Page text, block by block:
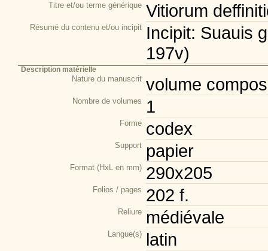
Titre et/ou terme générique Vitiorum
Résumé du contenu et/ou incipit Incipit: Suauis
197v)
Description matérielle
Nature du manuscrit volume
Nombre de volumes 1
Forme codex
Support papier
Format (HxL en mm) 290x205
Folios / pages 202 f.
Reliure médiévale
Langue(s) latin